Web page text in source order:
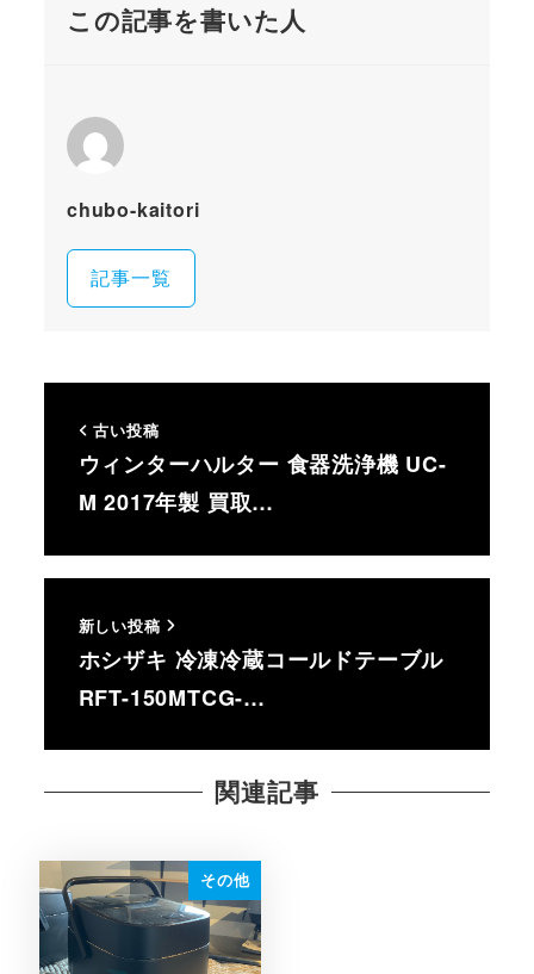
この記事を書いた人
chubo-kaitori
記事一覧
古い投稿
ウィンターハルター 食器洗浄機 UC-
M 2017年製 買取…
新しい投稿
ホシザキ 冷凍冷蔵コールドテーブル
RFT-150MTCG-…
関連記事
その他